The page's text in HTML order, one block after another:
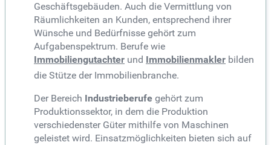
Geschäftsgebäuden. Auch die Vermittlung von
Räumlichkeiten an Kunden, entsprechend ihrer
Wünsche und Bedürfnisse gehört zum
Aufgabenspektrum. Berufe wie
Immobiliengutachter und Immobilienmakler bilden
die Stütze der Immobilienbranche.
Der Bereich Industrieberufe gehört zum
Produktionssektor, in dem die Produktion
verschiedenster Güter mithilfe von Maschinen
geleistet wird. Einsatzmöglichkeiten bieten sich auf